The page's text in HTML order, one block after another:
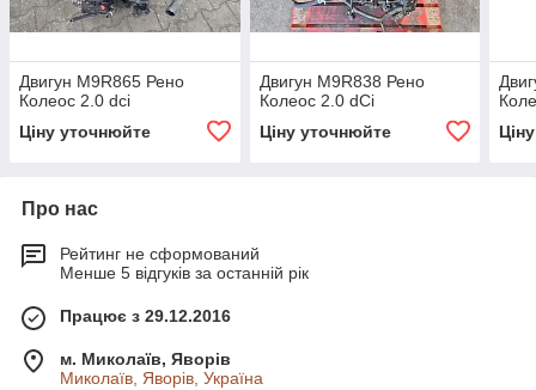
Двигун M9R865 Рено
Колеос 2.0 dci
Ціну уточнюйте
Двигун M9R838 Рено
Колеос 2.0 dCi
Ціну уточнюйте
Про нас
Рейтинг не сформований
Менше 5 відгуків за останній рік
Працює з 29.12.2016
м. Миколаїв, Яворів
Миколаїв, Яворів, Україна